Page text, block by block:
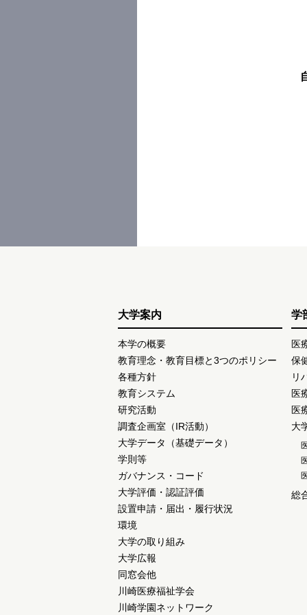
大学案内
本学の概要
教育理念・教育目標と3つのポリシー
各種方針
教育システム
研究活動
調査企画室（IR活動）
大学データ（基礎データ）
学則等
ガバナンス・コード
大学評価・認証評価
設置申請・届出・履行状況
環境
大学の取り組み
大学広報
同窓会他
川崎医療福祉学会
川崎学園ネットワーク
学
医
保
リ
医
医
大
総